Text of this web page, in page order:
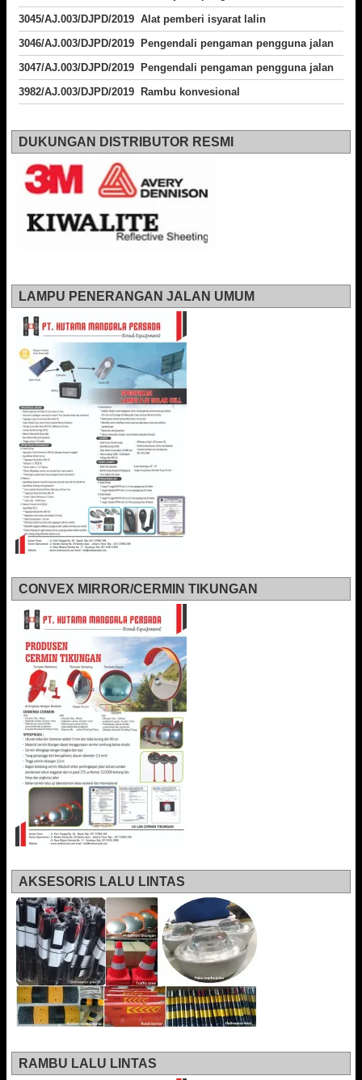
3045/AJ.003/DJPD/2019 Alat pemberi isyarat lalin
3046/AJ.003/DJPD/2019 Pengendali pengaman pengguna jalan
3047/AJ.003/DJPD/2019 Pengendali pengaman pengguna jalan
3982/AJ.003/DJPD/2019 Rambu konvesional
DUKUNGAN DISTRIBUTOR RESMI
LAMPU PENERANGAN JALAN UMUM
CONVEX MIRROR/CERMIN TIKUNGAN
AKSESORIS LALU LINTAS
RAMBU LALU LINTAS